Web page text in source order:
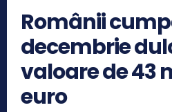
Românii
decembrie
valoare de 43
euro